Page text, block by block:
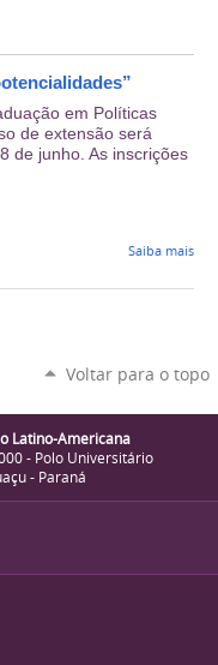
em Políticas
de extensão será
de junho. As inscrições
Saiba mais
Voltar para o topo
Latino-Americana
- Polo Universitário
- Paraná